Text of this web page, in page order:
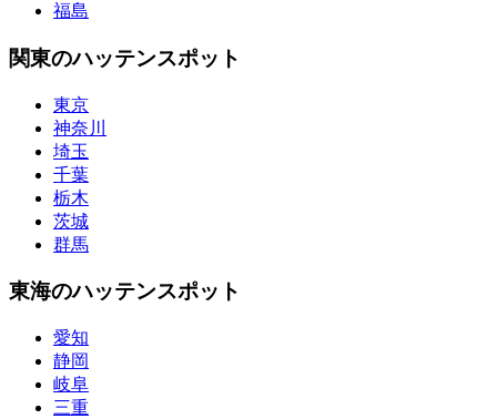
福島
関東のハッテンスポット
東京
神奈川
埼玉
千葉
栃木
茨城
群馬
東海のハッテンスポット
愛知
静岡
岐阜
三重